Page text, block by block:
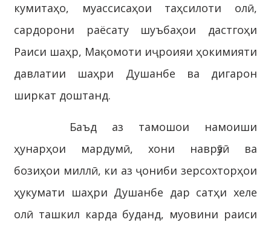
кумитаҳо, муассисаҳои таҳсилоти олӣ,
сардорони раёсату шуъбаҳои дастгоҳи
Раиси шаҳр, Мақомоти иҷроияи ҳокимияти
давлатии шаҳри Душанбе ва дигарон
ширкат доштанд.
Баъд аз тамошои намоиши
ҳунарҳои мардумӣ, хони наврӯзӣ ва
бозиҳои миллӣ, ки аз ҷониби зерсохторҳои
ҳукумати шаҳри Душанбе дар сатҳи хеле
олӣ ташкил карда буданд, муовини раиси